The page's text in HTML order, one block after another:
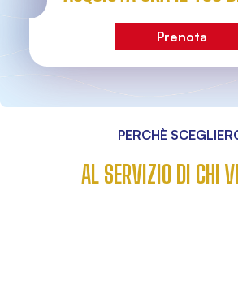
Prenota
PERCHÈ
AL SERVIZIO DI CHI